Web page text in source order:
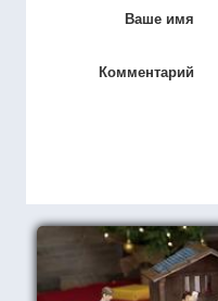
Ваше имя
Комментарий